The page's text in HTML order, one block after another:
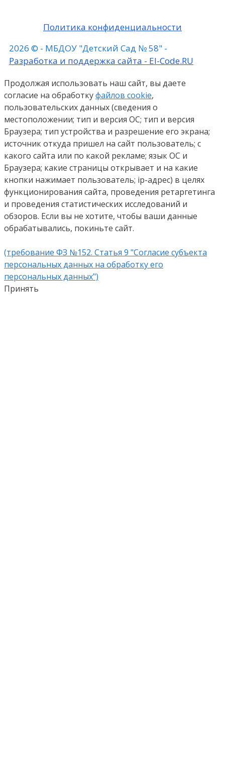
Политика конфиденциальности
2026 © - МБДОУ "Детский Сад № 58" -
Разработка и поддержка сайта - El-Code.RU
Продолжая использовать наш сайт, вы даете
согласие на обработкуфайлов cookie,
пользовательских данных (сведения о
местоположении; тип и версия ОС; тип и версия
Браузера; тип устройства и разрешение его экрана;
источник откуда пришел на сайт пользователь; с
какого сайта или по какой рекламе; язык ОС и
Браузера; какие страницы открывает и на какие
кнопки нажимает пользователь; ip-адрес) в целях
функционирования сайта, проведения ретаргетинга
и проведения статистических исследований и
обзоров. Если вы не хотите, чтобы ваши данные
обрабатывались, покиньте сайт.
(требование ФЗ №152. Статья 9 "Согласие субъекта
персональных данных на обработку его
персональных данных")
Принять